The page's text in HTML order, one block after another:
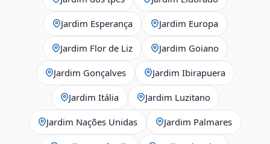
Jardim Esperança Jardim Europa
Jardim Flor de Liz Jardim Goiano
Jardim Gonçalves Jardim Ibirapuera
Jardim Itália Jardim Luzitano
Jardim Nações Unidas Jardim Palmares